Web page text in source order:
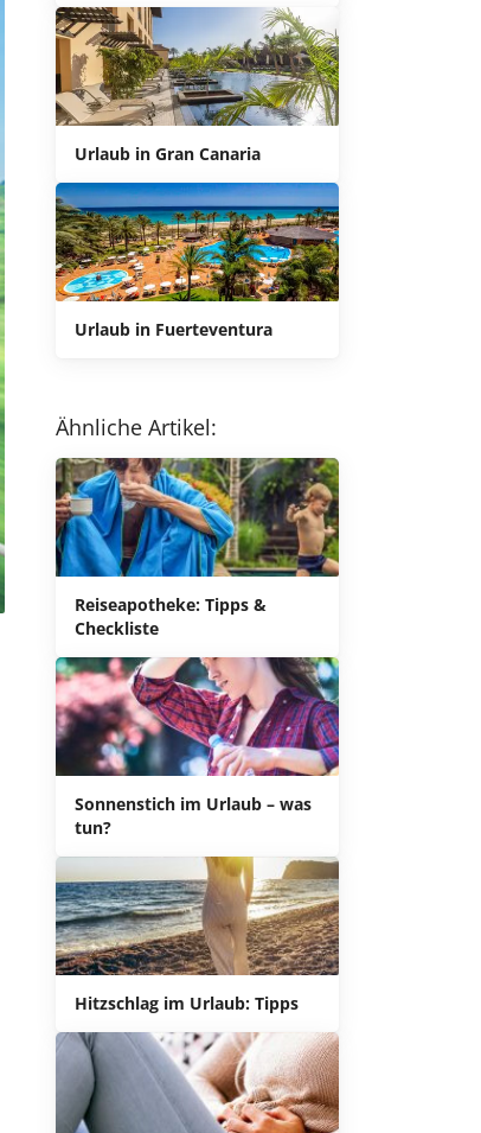
Urlaub in Gran Canaria
Urlaub in Fuerteventura
Ähnliche Artikel:
Reiseapotheke: Tipps &
Checkliste
Sonnenstich im Urlaub – was
tun?
Hitzschlag im Urlaub: Tipps